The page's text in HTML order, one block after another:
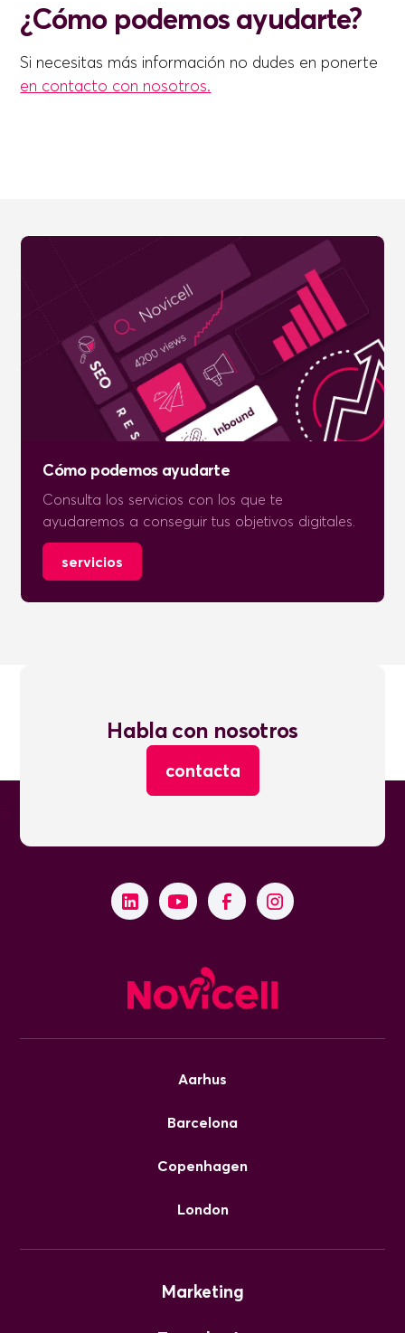
¿Cómo podemos ayudarte?
Si necesitas más información no dudes en ponerte
en contacto con nosotros.
Cómo podemos ayudarte
Consulta los servicios con los que te
ayudaremos a conseguir tus objetivos digitales.
servicios
Habla con nosotros
contacta
Aarhus
Barcelona
Copenhagen
London
Marketing